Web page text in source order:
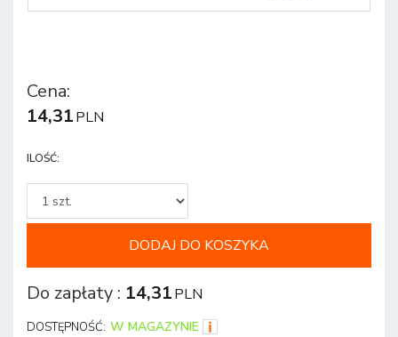
Cena:
14,31PLN
ILOŚĆ:
DODAJ DO KOSZYKA
Do zapłaty : 14,31PLN
DOSTĘPNOŚĆ: W MAGAZYNIE